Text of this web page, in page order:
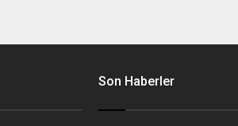
Son Haberler